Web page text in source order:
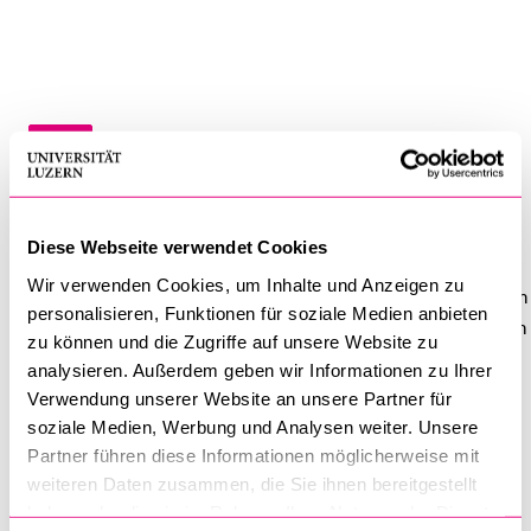
Diese Webseite verwendet Cookies
Wir verwenden Cookies, um Inhalte und Anzeigen zu
personalisieren, Funktionen für soziale Medien anbieten
zu können und die Zugriffe auf unsere Website zu
analysieren. Außerdem geben wir Informationen zu Ihrer
Verwendung unserer Website an unsere Partner für
soziale Medien, Werbung und Analysen weiter. Unsere
Partner führen diese Informationen möglicherweise mit
weiteren Daten zusammen, die Sie ihnen bereitgestellt
CV
CV
Nadine Woolley ist seit März 2025 wissenschaftliche Assistentin
und Doktorandin am Lehrstuhl für Ökonomie von Prof. Dr. Simon
Lüchinger an der Wirtschaftswissenschaftlichen Fakultät tätig.
Sie erlangte ihren Bachelor in Sozialwissenschaften an der
Universität Bern. Anschliessend erwarb sie den Master in
Wirtschaftswissenschaften mit Spezialisierung politische
Ökonomie an der Universität Luzern. Während ihres Studiums
arbeitete sie als wissenschaftliche Hilfsassistentin an der
Bibliothek
Sportangebot
Anmeldung und Zulassung